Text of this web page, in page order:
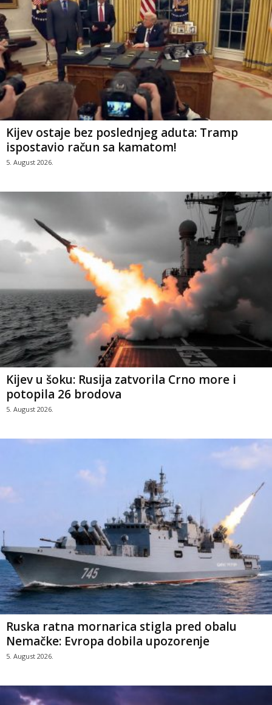
Kijev ostaje bez poslednjeg aduta: Tramp
ispostavio račun sa kamatom!
5. August 2026.
Kijev u šoku: Rusija zatvorila Crno more i
potopila 26 brodova
5. August 2026.
Ruska ratna mornarica stigla pred obalu
Nemačke: Evropa dobila upozorenje
5. August 2026.